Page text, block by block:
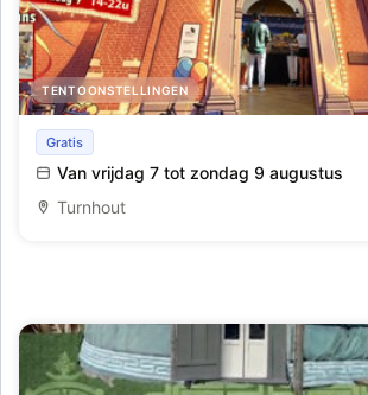
TENTOONSTELLINGEN
1ste grote Miniatuurkermis tentoonstelling
Gratis
Van vrijdag 7 tot zondag 9 augustus
Turnhout